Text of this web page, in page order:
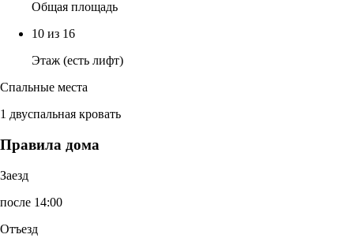
Общая площадь
10 из 16
Этаж (есть лифт)
Спальные места
1 двуспальная кровать
Правила дома
Заезд
после 14:00
Отъезд